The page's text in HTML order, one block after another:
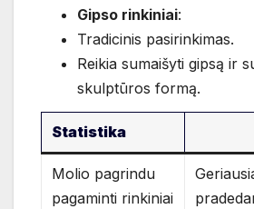
Gipso rinkiniai:
Tradicinis pasirinkimas.
Reikia sumaišyti gipsą ir
skulptūros formą.
Statistika
Molio pagrindu
pagaminti rinkiniai